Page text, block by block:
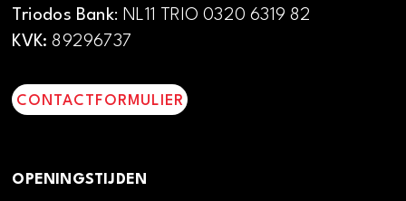
Triodos Bank: NL11 TRIO 0320 6319 82
KVK: 89296737
CONTACTFORMULIER
OPENINGSTIJDEN